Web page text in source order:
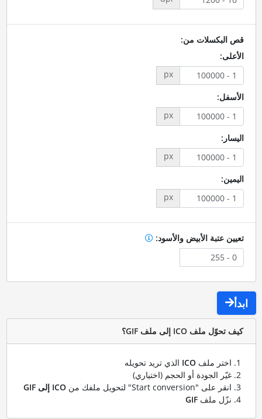
قص البكسلات من:
الأعلى:
px
الأسفل:
px
اليسار:
px
اليمين:
px
تعيين عتبة الأبيض والأسود:
ابدأ
كيف تحوّل ملف ICO إلى ملف GIF؟
اختر ملف ICOالذي تريد تحويله
غيّر الجودة أو الحجم (اختياري)
انقر على "Start conversion" لتحويل ملفك من
ICO إلى GIF
نزّل ملف GIF